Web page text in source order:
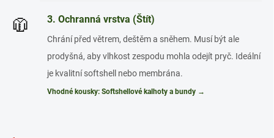
🧥 3. Ochranná vrstva (Štít)
Chrání před větrem, deštěm a sněhem. Musí být ale
prodyšná, aby vlhkost zespodu mohla odejít pryč. Ideální
je kvalitní softshell nebo membrána.
Vhodné kousky: Softshellové kalhoty a bundy →